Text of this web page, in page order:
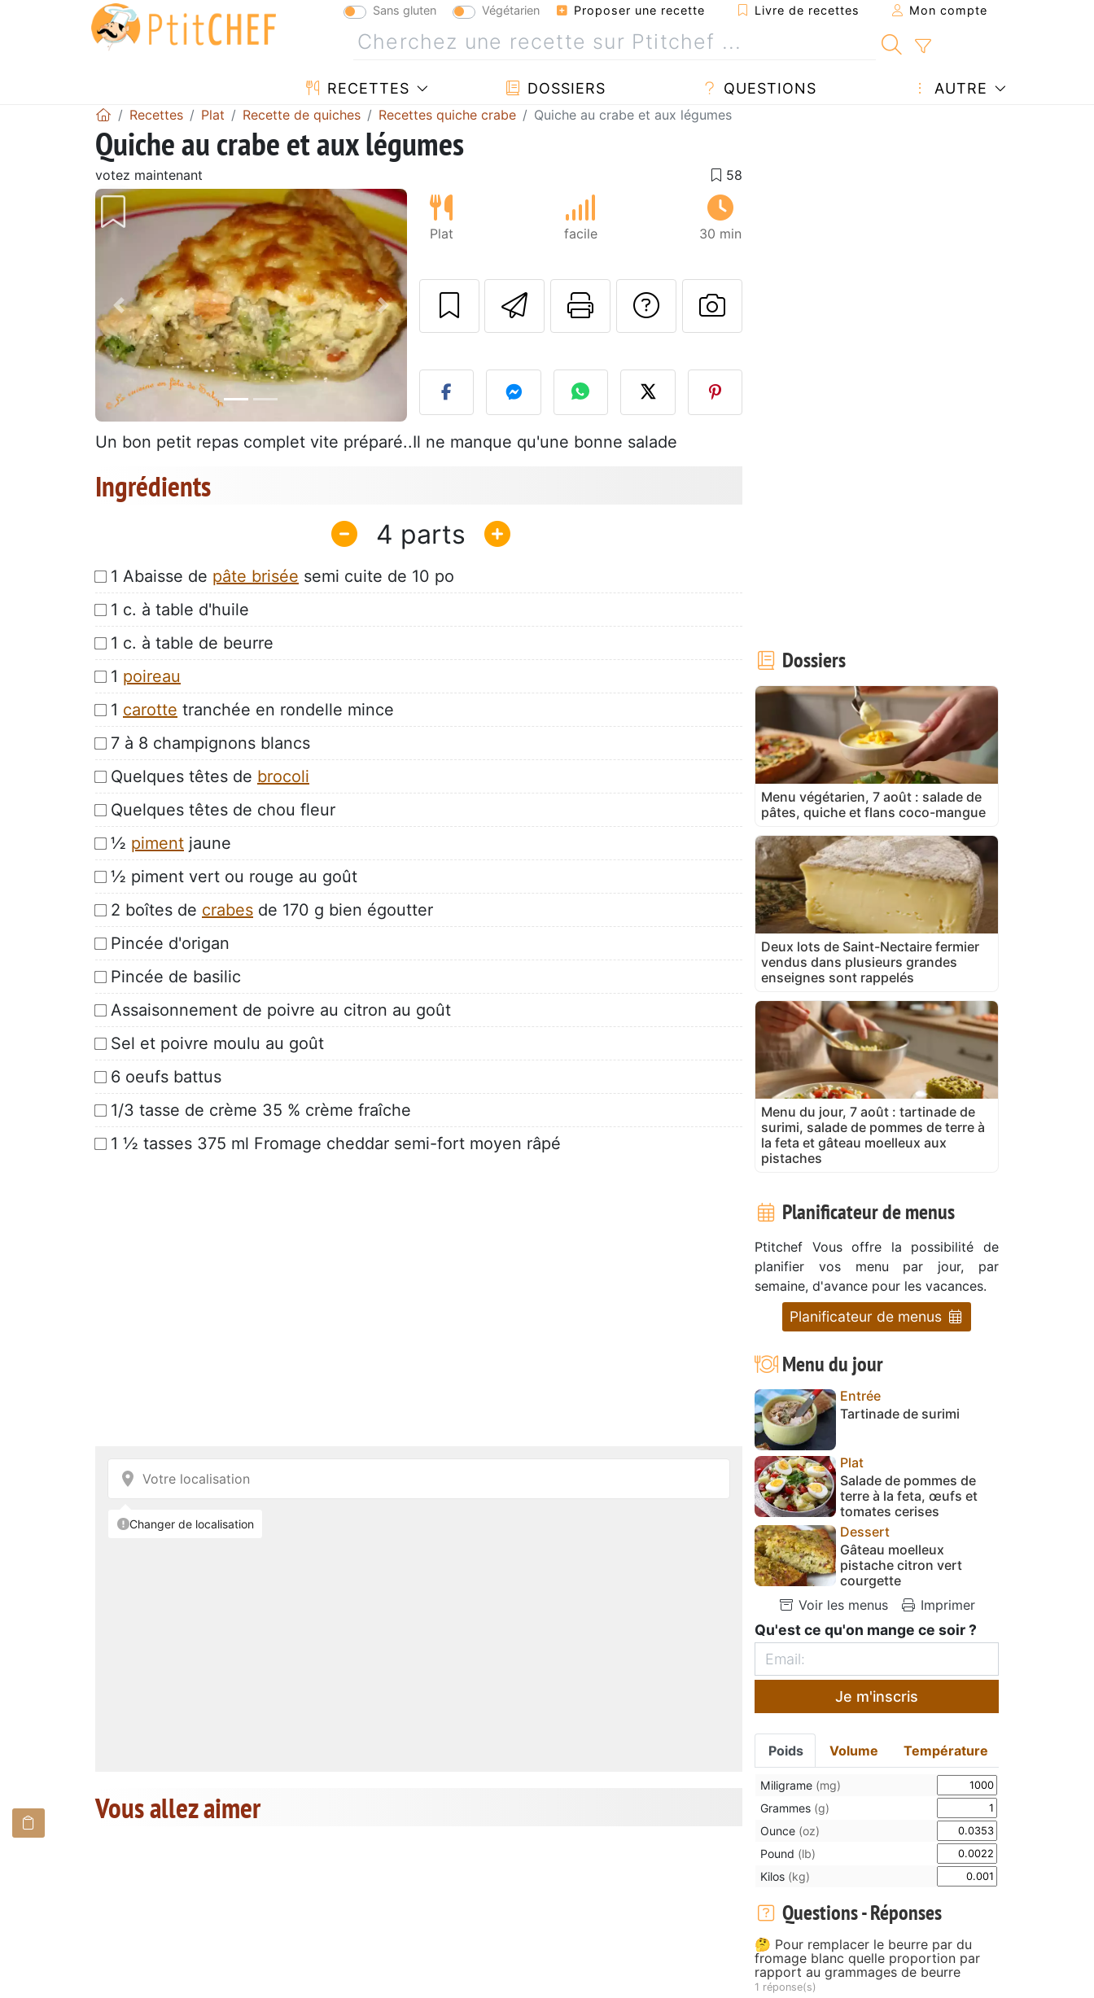
Sans gluten Végétarien Proposer une recette Livre de recettes Mon compte
RECETTES DOSSIERS QUESTIONS AUTRE
Recettes Plat Recette de quiches Recettes quiche crabe Quiche au crabe et aux légumes
Quiche au crabe et aux légumes
votez maintenant
Précédent Suivant
Plat facile 30 min
Envoyer cette recette à un ami
Imprimer cette page
Poser une question à l'auteur
Publier votre photo de cette
Un bon petit repas complet vite préparé..Il ne manque qu'une bonne salade
Ingrédients
4
1 Abaisse de pâte brisée semi cuite de 10 po
1 c. à table d'huile
1 c. à table de beurre
1 poireau
1 carotte tranchée en rondelle mince
7 à 8 champignons blancs
Quelques têtes de brocoli
Quelques têtes de chou fleur
½ piment jaune
½ piment vert ou rouge au goût
2 boîtes de crabes de 170 g bien égoutter
Pincée d'origan
Pincée de basilic
Assaisonnement de poivre au citron au goût
Sel et poivre moulu au goût
6 oeufs battus
1/3 tasse de crème 35 % crème fraîche
1 ½ tasses 375 ml Fromage cheddar semi-fort moyen râpé
Vous allez aimer
Dossiers
Menu végétarien, 7 août : salade de
pâtes, quiche et flans coco-mangue
Deux lots de Saint-Nectaire fermier
vendus dans plusieurs grandes
enseignes sont rappelés
Menu du jour, 7 août : tartinade de
surimi, salade de pommes de terre à
la feta et gâteau moelleux aux
pistaches
Planificateur de menus
Ptitchef Vous offre la possibilité de
planifier vos menu par jour, par
semaine, d'avance pour les vacances.
Planificateur de menus
Menu du jour
Entrée
Tartinade de surimi
Plat
Salade de pommes de
terre à la feta, œufs et
tomates cerises
Dessert
Gâteau moelleux
pistache citron vert
courgette
Voir les menus
Imprimer
Qu'est ce qu'on mange ce soir ?
Je m'inscris
Poids Volume Température
Miligrame (mg)
Grammes (g)
Ounce (oz)
Pound (lb)
Kilos (kg)
Questions - Réponses
🤔 Pour remplacer le beurre par du
fromage blanc quelle proportion par
rapport au grammages de beurre
1 réponse(s)